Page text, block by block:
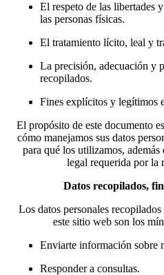
El respeto de las libertades
las personas físicas.
El tratamiento lícito, leal y
La precisión, adecuación y
recopilados.
Fines explícitos y legítimos
El propósito de este documento
cómo manejamos sus datos
para qué los utilizamos,
legal requerida por la
Datos recopilados,
Los datos personales
este sitio web son los
Enviarte información sobre
Responder a consultas.